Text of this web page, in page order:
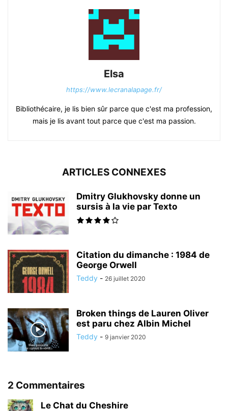
Elsa
https://www.lecranalapage.fr/
Bibliothécaire, je lis bien sûr parce que c'est ma profession,
mais je lis avant tout parce que c'est ma passion.
ARTICLES CONNEXES
Dmitry Glukhovsky donne un
sursis à la vie par Texto
Citation du dimanche : 1984 de
George Orwell
Teddy - 26 juillet 2020
Broken things de Lauren Oliver
est paru chez Albin Michel
Teddy - 9 janvier 2020
2 Commentaires
Le Chat du Cheshire